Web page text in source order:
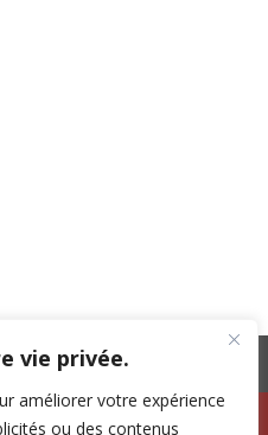
vie privée.
améliorer votre expérience
ou des contenus
Palmetum de Guyane tout